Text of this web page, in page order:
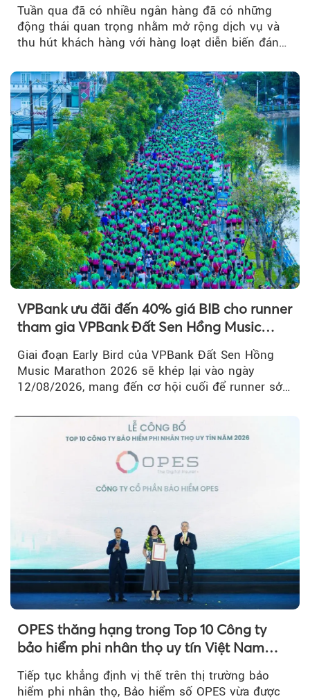
Tuần qua đã có nhiều ngân hàng đã có những
động thái quan trọng nhằm mở rộng dịch vụ và
thu hút khách hàng với hàng loạt diễn biến đáng
VPBank ưu đãi đến 40% giá BIB cho runner
tham gia VPBank Đất Sen Hồng Music
Giai đoạn Early Bird của VPBank Đất Sen Hồng
Music Marathon 2026 sẽ khép lại vào ngày
12/08/2026, mang đến cơ hội cuối để runner sở
OPES thăng hạng trong Top 10 Công ty
bảo hiểm phi nhân thọ uy tín Việt Nam
Tiếp tục khẳng định vị thế trên thị trường bảo
hiểm phi nhân thọ, Bảo hiểm số OPES vừa được